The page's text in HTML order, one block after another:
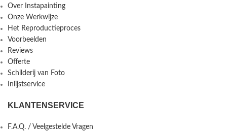
Over Instapainting
Onze Werkwijze
Het Reproductieproces
Voorbeelden
Reviews
Offerte
Schilderij van Foto
Inlijstservice
KLANTENSERVICE
F.A.Q. / Veelgestelde Vragen